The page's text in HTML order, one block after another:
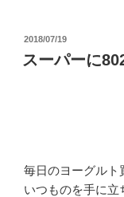
投
稿
日:
2018/07/19
スーパーに
毎日のヨーグルト
いつものを手に立